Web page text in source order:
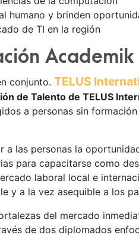
humano y brinden
de TI en la región
Academik
conjunto. TELUS
de Talento de TELUS
a personas sin
a las personas la
para capacitarse como
laboral local e
y a la vez asequible a los
del mercado
de dos diplomados